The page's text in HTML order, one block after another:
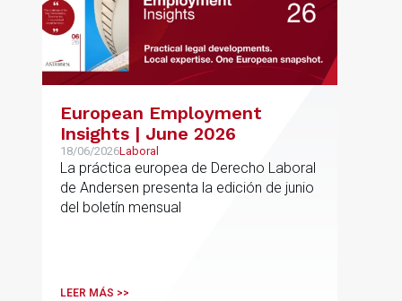
European Employment
Insights | June 2026
18/06/2026Laboral
La práctica europea de Derecho Laboral
de Andersen presenta la edición de junio
del boletín mensual
LEER MÁS >>